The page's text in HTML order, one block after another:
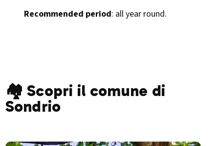
Recommended period: all year round.
🏘️ Scopri il comune di
Sondrio